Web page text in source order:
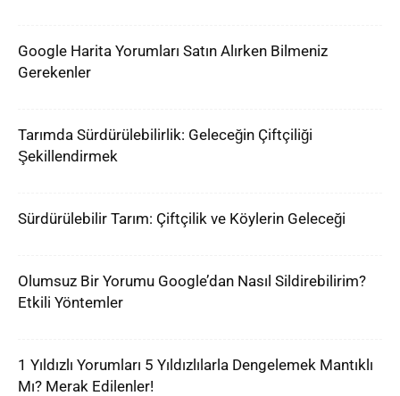
Google Harita Yorumları Satın Alırken Bilmeniz
Gerekenler
Tarımda Sürdürülebilirlik: Geleceğin Çiftçiliği
Şekillendirmek
Sürdürülebilir Tarım: Çiftçilik ve Köylerin Geleceği
Olumsuz Bir Yorumu Google’dan Nasıl Sildirebilirim?
Etkili Yöntemler
1 Yıldızlı Yorumları 5 Yıldızlılarla Dengelemek Mantıklı
Mı? Merak Edilenler!